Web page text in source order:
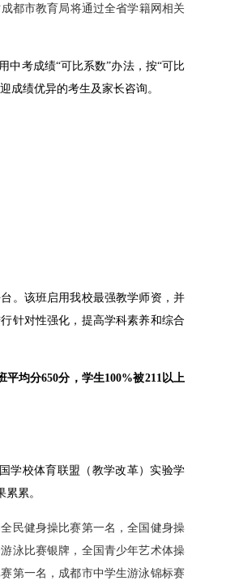
成都市教育局将通过全省学籍网相关
中考成绩“可比系数”办法，按“可比
成绩优异的考生及家长咨询。
。该班启用我校最强教学师资，并
针对性强化，提高学科素养和综合
均分650分，学生100%被211以上
学校体育联盟（教学改革）实验学
累。
民健身操比赛第一名，全国健身操
泳比赛银牌，全国青少年艺术体操
第一名，成都市中学生游泳锦标赛